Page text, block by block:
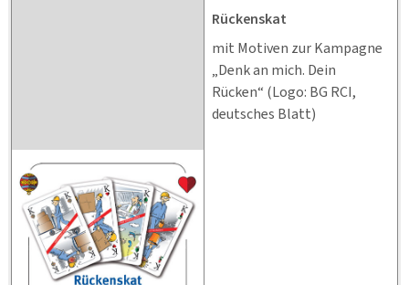
Rückenskat
mit Motiven zur Kampagne
„Denk an mich. Dein
Rücken“ (Logo: BG RCI,
deutsches Blatt)